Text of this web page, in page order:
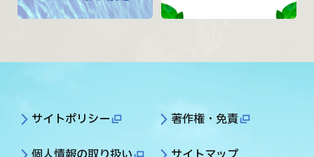
サイトポリシー 著作権・免責